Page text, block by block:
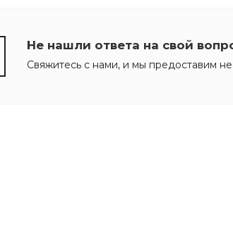
Не нашли ответа на свой
Свяжитесь с нами, и мы предоставим